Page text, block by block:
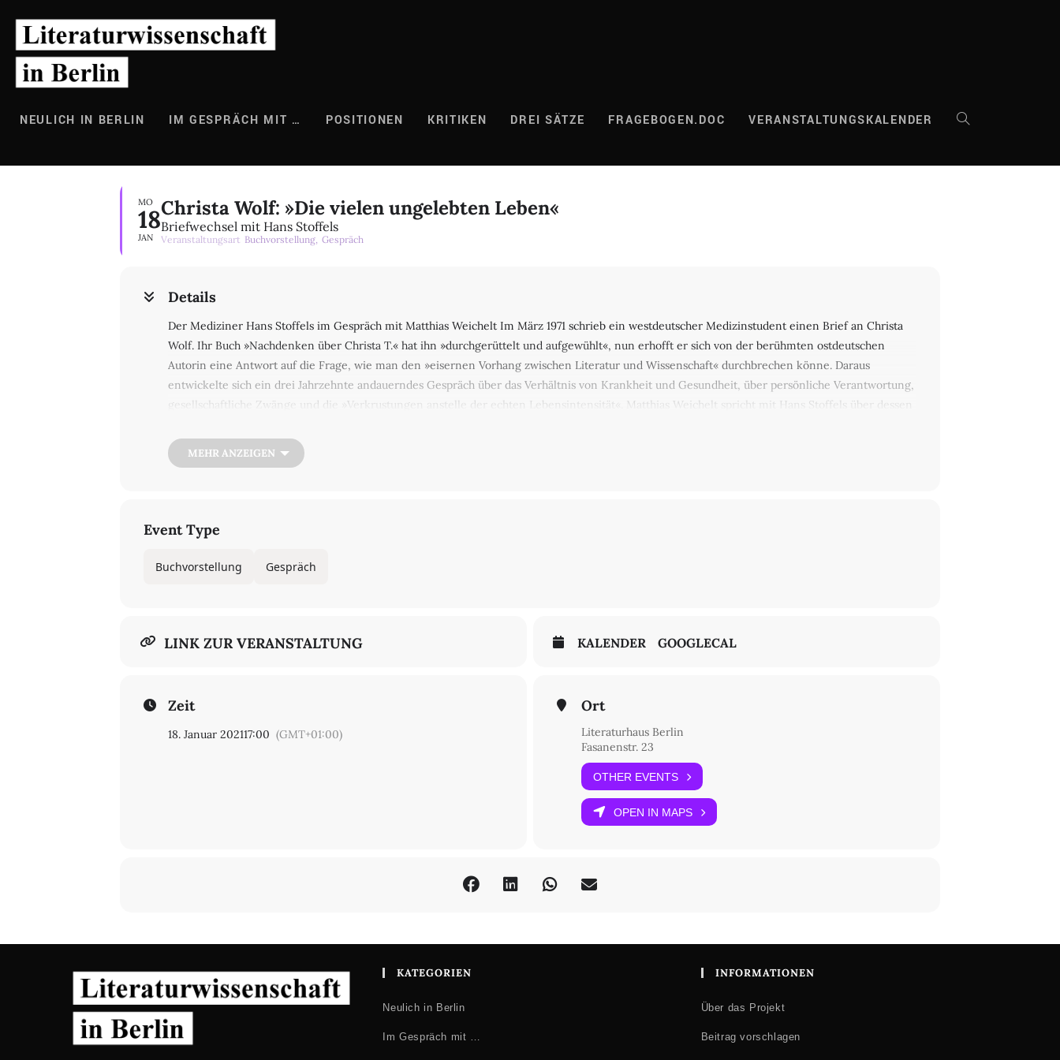
Inhalt
springen
NEULICH IN BERLIN IM GESPRÄCH MIT … POSITIONEN KRITIKEN DREI SÄTZE FRAGEBOGEN.DOC VERANSTALTUNGSKALENDER WEBSITE-
MO
18
JAN
Christa Wolf: »Die vielen ungelebten Leben«
Briefwechsel mit Hans Stoffels
Veranstaltungsart Buchvorstellung, Gespräch
Details
Der Mediziner Hans Stoffels im Gespräch mit Matthias Weichelt Im März 1971 schrieb ein westdeutscher Medizinstudent einen Brief an Christa
Wolf. Ihr Buch »Nachdenken über Christa T.« hat ihn »durchgerüttelt und aufgewühlt«, nun erhofft er sich von der berühmten ostdeutschen
Autorin eine Antwort auf die Frage, wie man den »eisernen Vorhang zwischen Literatur und Wissenschaft« durchbrechen könne. Daraus
entwickelte sich ein drei Jahrzehnte andauerndes Gespräch über das Verhältnis von Krankheit und Gesundheit, über persönliche Verantwortung,
gesellschaftliche Zwänge und die »Verkrustungen anstelle der echten Lebensintensität«. Matthias Weichelt spricht mit Hans Stoffels über dessen
Briefwechsel mit Christa Wolf 1971-74, in: Sinn und Form, Heft 6/2020. Teil der Reihe "Tea Time digital". Bitte unterstützen Sie unsere
kostenlosen digitalen Veranstaltungen mit einer Spende. Vielen Dank!
MEHR ANZEIGEN
Event Type
Buchvorstellung Gespräch
LINK ZUR VERANSTALTUNG KALENDER GOOGLECAL
Zeit
18. Januar 202117:00 (GMT+01:00)
Ort
Literaturhaus Berlin
Fasanenstr. 23
OTHER EVENTS
OPEN IN MAPS
KATEGORIEN
Neulich in Berlin
Im Gespräch mit …
INFORMATIONEN
Über das Projekt
Beitrag vorschlagen